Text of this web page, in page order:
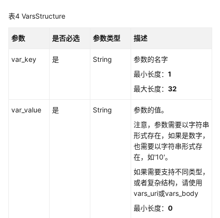
表4 VarsStructure
参数 是否必选 参数类型 描述
var_key 是 String
参数的名字
最小长度： 1
最大长度： 32
var_value 是 String
参数的值。
注意，参数需要以字符串
形式存在，如果是数字，
也需要以字符串形式存
在，如'10'。
如果需要支持不同类型，
或者复杂结构，请使用
vars_uri或vars_body
最小长度： 0